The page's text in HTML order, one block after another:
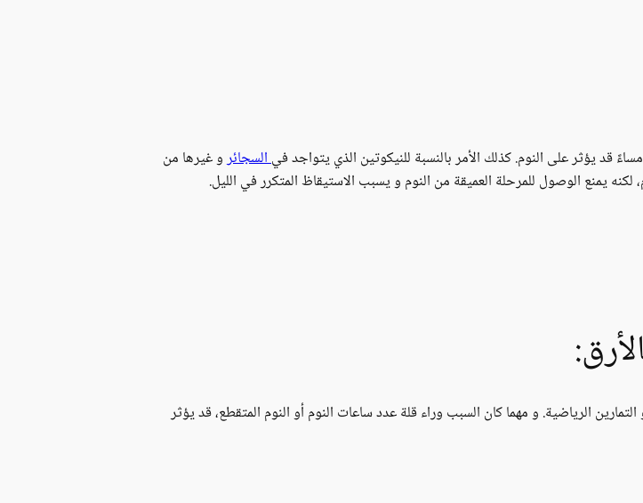
قد يؤثر على النوم. كذلك الأمر بالنسبة للنيكوتين الذي يتواجد فيالسجائرو غيرها من
يمنع الوصول للمرحلة العميقة من النوم و يسبب الاستيقاظ المتكرر في الليل.
الرياضية. و مهما كان السبب وراء قلة عدد ساعات النوم أو النوم المتقطع، قد يؤثر